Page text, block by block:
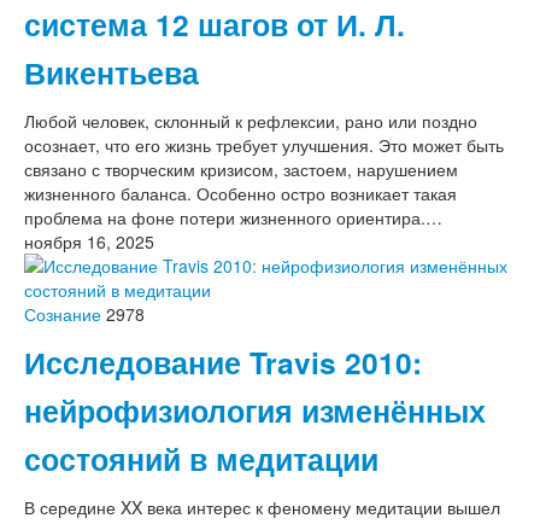
система 12 шагов от И. Л.
Викентьева
Любой человек, склонный к рефлексии, рано или поздно
осознает, что его жизнь требует улучшения. Это может быть
связано с творческим кризисом, застоем, нарушением
жизненного баланса. Особенно остро возникает такая
проблема на фоне потери жизненного ориентира.…
ноября 16, 2025
Сознание 2978
Исследование Travis 2010:
нейрофизиология изменённых
состояний в медитации
В середине XX века интерес к феномену медитации вышел